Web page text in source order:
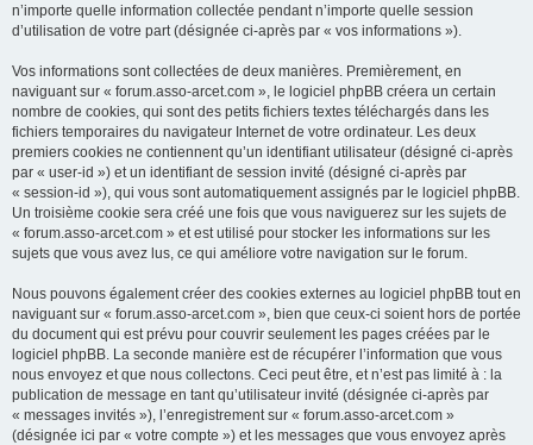
n’importe quelle information collectée pendant n’importe quelle session
d’utilisation de votre part (désignée ci-après par « vos informations »).
Vos informations sont collectées de deux manières. Premièrement, en
naviguant sur « forum.asso-arcet.com », le logiciel phpBB créera un certain
nombre de cookies, qui sont des petits fichiers textes téléchargés dans les
fichiers temporaires du navigateur Internet de votre ordinateur. Les deux
premiers cookies ne contiennent qu’un identifiant utilisateur (désigné ci-après
par « user-id ») et un identifiant de session invité (désigné ci-après par
« session-id »), qui vous sont automatiquement assignés par le logiciel phpBB.
Un troisième cookie sera créé une fois que vous naviguerez sur les sujets de
« forum.asso-arcet.com » et est utilisé pour stocker les informations sur les
sujets que vous avez lus, ce qui améliore votre navigation sur le forum.
Nous pouvons également créer des cookies externes au logiciel phpBB tout en
naviguant sur « forum.asso-arcet.com », bien que ceux-ci soient hors de portée
du document qui est prévu pour couvrir seulement les pages créées par le
logiciel phpBB. La seconde manière est de récupérer l’information que vous
nous envoyez et que nous collectons. Ceci peut être, et n’est pas limité à : la
publication de message en tant qu’utilisateur invité (désignée ci-après par
« messages invités »), l’enregistrement sur « forum.asso-arcet.com »
(désignée ici par « votre compte ») et les messages que vous envoyez après